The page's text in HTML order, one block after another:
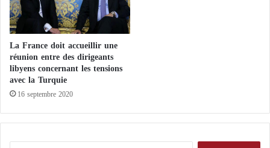
i
s
t
o
i
r
e
d
e
s
R
r
q
u
i
e
La France doit accueillir une
réunion entre des dirigeants
libyens concernant les tensions
avec la Turquie
16 septembre 2020